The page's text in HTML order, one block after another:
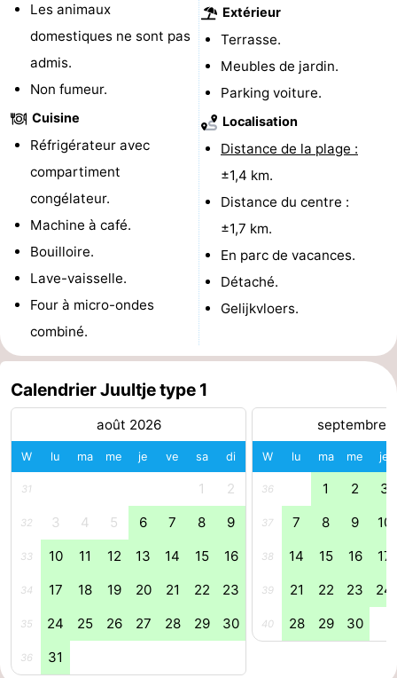
faire
Lieux
d'intérêt
Monuments
-
Moulins
-
de
-
Terrains
-
intérieures
mini-
golf
bien-
être
Villages
villes
Nature
Visites
guidées
Sports
Les animaux
domestiques ne sont pas
admis.
Non fumeur.
Cuisine
Réfrigérateur avec
compartiment
congélateur.
Machine à café.
Bouilloire.
Lave-vaisselle.
Four à micro-ondes
combiné.
Extérieur
Terrasse.
Meubles de jardin.
Parking voiture.
Localisation
Distance de la plage :
±1,4 km.
Distance du centre :
±1,7 km.
En parc de vacances.
Détaché.
Gelijkvloers.
Calendrier Juultje type 1
août 2026
W lu ma me je ve sa di
31 1 2
32 3 4 5 6 7 8 9
33 10 11 12 13 14 15 16
34 17 18 19 20 21 22 23
35 24 25 26 27 28 29 30
36 31
septembre
W lu ma me je
36 1 2 3
37 7 8 9 10
38 14 15 16 17
39 21 22 23 24
40 28 29 30